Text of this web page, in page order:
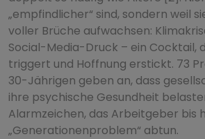
„empfindlicher“ sind, sondern weil
voller Brüche aufwachsen:
Social-Media-Druck – ein Cocktail,
triggert und Hoffnung erstickt. 73
30-Jährigen geben an, dass
ihre psychische Gesundheit
Alarmzeichen, das Arbeitgeber bis
„Generationenproblem“ abtun.